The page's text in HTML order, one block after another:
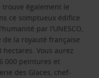
trouve également le
ce somptueux édifice
par l’UNESCO,
la royauté française
Vous aurez
000 peintures et
des Glaces, chef-